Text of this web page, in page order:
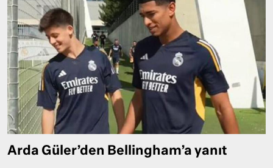
Arda Güler’den Bellingham’a yanıt